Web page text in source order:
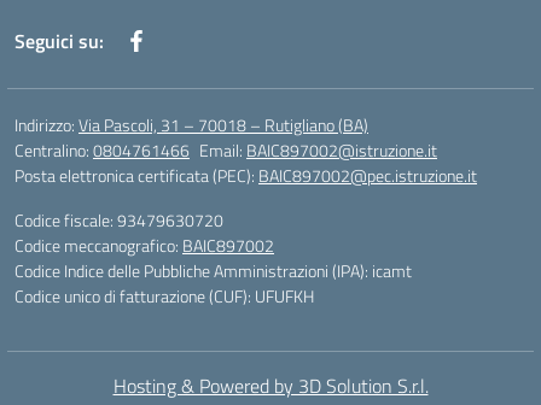
Seguici su:
Indirizzo:Via Pascoli, 31 – 70018 – Rutigliano (BA)
Centralino:0804761466 Email: BAIC897002@istruzione.it
Posta elettronica certificata (PEC): BAIC897002@pec.istruzione.it
Codice fiscale: 93479630720
Codice meccanografico: BAIC897002
Codice Indice delle Pubbliche Amministrazioni (IPA): icamt
Codice unico di fatturazione (CUF): UFUFKH
Hosting & Powered by 3D Solution S.r.l.